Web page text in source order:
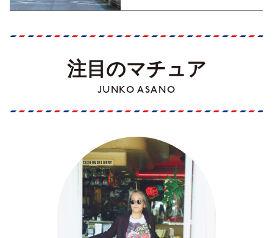
注目のマチュア
JUNKO ASANO